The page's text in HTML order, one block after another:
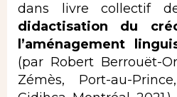
dans livre collectif
didactisation du
l’aménagement
(par Robert Berrouët-
Zémès, Port-au-